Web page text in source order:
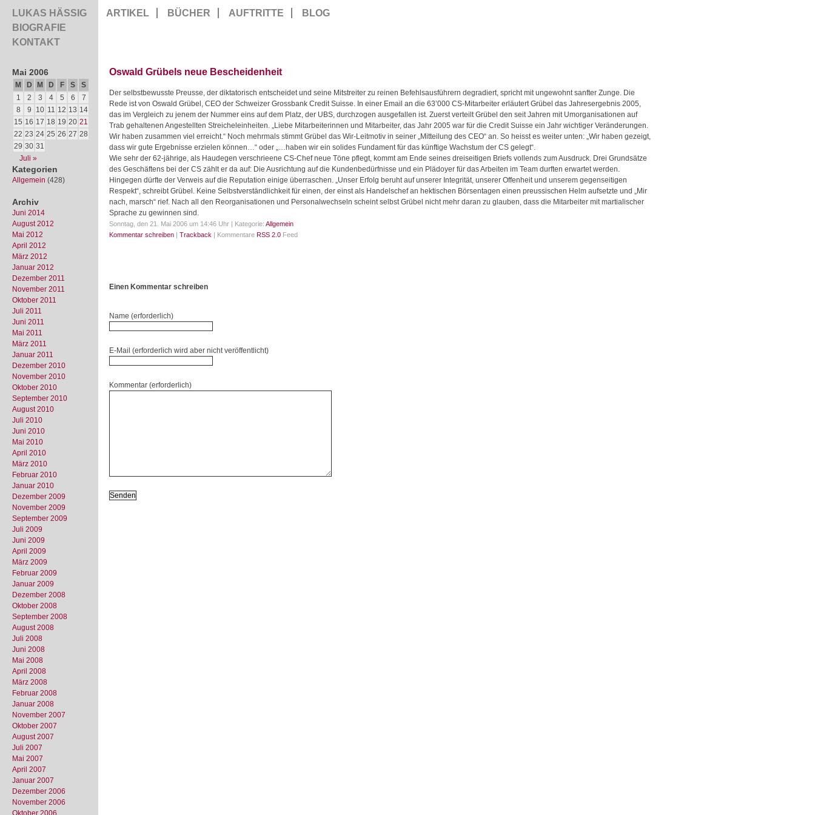
LUKAS HÄSSIG
BIOGRAFIE
KONTAKT
ARTIKEL BÜCHER AUFTRITTE BLOG
Mai 2006
M D M D F S
S
1
2 3 4 5 6
7
8
9 10 11 12 13 14
15 16 17 18 19 20 21
22 23 24 25 26 27 28
29 30 31
Juli »
Kategorien
Allgemein (428)
Archiv
Juni 2014
August 2012
Mai 2012
April 2012
März 2012
Januar 2012
Dezember 2011
November 2011
Oktober 2011
Juli 2011
Juni 2011
Mai 2011
März 2011
Januar 2011
Dezember 2010
November 2010
Oktober 2010
September 2010
August 2010
Juli 2010
Juni 2010
Mai 2010
April 2010
März 2010
Februar 2010
Januar 2010
Dezember 2009
November 2009
September 2009
Juli 2009
Juni 2009
April 2009
März 2009
Februar 2009
Januar 2009
Dezember 2008
Oktober 2008
September 2008
August 2008
Juli 2008
Juni 2008
Mai 2008
April 2008
März 2008
Februar 2008
Januar 2008
November 2007
Oktober 2007
August 2007
Juli 2007
Mai 2007
April 2007
Januar 2007
Dezember 2006
November 2006
Oktober 2006
Oswald Grübels neue Bescheidenheit
Der selbstbewusste Preusse, der diktatorisch entscheidet und seine Mitstreiter zu reinen Befehlsausführern degradiert, spricht mit ungewohnt sanfter Zunge. Die
Rede ist von Oswald Grübel, CEO der Schweizer Grossbank Credit Suisse. In einer Email an die 63’000 CS-Mitarbeiter erläutert Grübel das Jahresergebnis 2005,
das im Vergleich zu jenem der Nummer eins auf dem Platz, der UBS, durchzogen ausgefallen ist. Zuerst verteilt Grübel den seit Jahren mit Umorganisationen auf
Trab gehaltenen Angestellten Streicheleinheiten. „Liebe Mitarbeiterinnen und Mitarbeiter, das Jahr 2005 war für die Credit Suisse ein Jahr wichtiger Veränderungen.
Wir haben zusammen viel erreicht.“ Noch mehrmals stimmt Grübel das Wir-Leitmotiv in seiner „Mitteilung des CEO“ an. So heisst es weiter unten: „Wir haben gezeigt,
dass wir gute Ergebnisse erzielen können…“ oder „…haben wir ein solides Fundament für das künftige Wachstum der CS gelegt“.
Wie sehr der 62-jährige, als Haudegen verschrieene CS-Chef neue Töne pflegt, kommt am Ende seines dreiseitigen Briefs vollends zum Ausdruck. Drei Grundsätze
des Geschäftens bei der CS zählt er da auf: Die Ausrichtung auf die Kundenbedürfnisse und ein Plädoyer für das Arbeiten im Team durften erwartet werden.
Hingegen dürfte der Verweis auf die Reputation einige überraschen. „Unser Erfolg beruht auf unserer Integrität, unserer Offenheit und unserem gegenseitigen
Respekt“, schreibt Grübel. Keine Selbstverständlichkeit für einen, der einst als Handelschef an hektischen Börsentagen einen preussischen Helm aufsetzte und „Mir
nach, marsch“ rief. Nach all den Reorganisationen und Personalwechseln scheint selbst Grübel nicht mehr daran zu glauben, dass die Mitarbeiter mit martialischer
Sprache zu gewinnen sind.
Sonntag, den 21. Mai 2006 um 14:46 Uhr | Kategorie: Allgemein
Kommentar schreiben | Trackback | Kommentare RSS 2.0 Feed
Einen Kommentar schreiben
Name (erforderlich)
E-Mail (erforderlich wird aber nicht veröffentlicht)
Kommentar (erforderlich)